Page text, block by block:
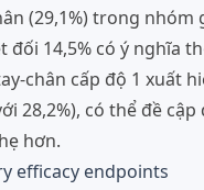
(29,1%) trong
14,5% có ý nghĩa
chân cấp độ 1 xuất
28,2%), có thể đề
hơn.
efficacy endpoints